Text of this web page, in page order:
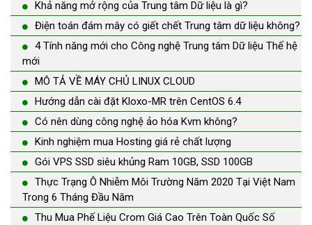
Khả năng mở rộng của Trung tâm Dữ liệu là gì?
Điện toán đám mây có giết chết Trung tâm dữ liệu không?
4 Tính năng mới cho Công nghệ Trung tâm Dữ liệu Thế hệ
mới
MÔ TẢ VỀ MÁY CHỦ LINUX CLOUD
Hướng dẫn cài đặt Kloxo-MR trên CentOS 6.4
Có nên dùng công nghệ ảo hóa Kvm không?
Kinh nghiệm mua Hosting giá rẻ chất lượng
Gói VPS SSD siêu khủng Ram 10GB, SSD 100GB
Thực Trạng Ô Nhiễm Môi Trường Năm 2020 Tại Việt Nam
Trong 6 Tháng Đầu Năm
Thu Mua Phế Liệu Crom Giá Cao Trên Toàn Quốc Số